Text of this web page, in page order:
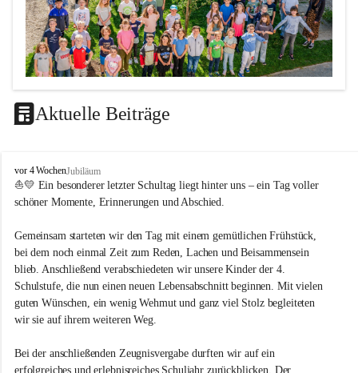
Unterrichtsqualität
Es ist uns wichtig …
durch das Angebot verschiedener Unterrichtsformen
ein motiviertes Lernklima zu schaffen.
Grundtechniken zu vermitteln und zu üben.
die Selbsttätigkeit der SchülerInnen zu fördern.
dass die SchülerInnen ihre Stärken erkennen und ihre
durch ein Angebot verschiedener Lern-, Spiel- und
Erholungsbereiche die individuellen Bedürfnisse und
Aktuelle Beiträge
V
o
l
s
s
c
h
u
l
e
t
vor 4 WochenJubiläum
⛵💛 Ein besonderer letzter Schultag liegt hinter uns – ein Tag voller
schöner Momente, Erinnerungen und Abschied.
Gemeinsam starteten wir den Tag mit einem gemütlichen Frühstück,
bei dem noch einmal Zeit zum Reden, Lachen und Beisammensein
blieb. Anschließend verabschiedeten wir unsere Kinder der 4.
Schulstufe, die nun einen neuen Lebensabschnitt beginnen. Mit vielen
guten Wünschen, ein wenig Wehmut und ganz viel Stolz begleiteten
wir sie auf ihrem weiteren Weg.
Bei der anschließenden Zeugnisvergabe durften wir auf ein
erfolgreiches und erlebnisreiches Schuljahr zurückblicken. Der